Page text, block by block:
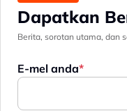
Dapatkan
Berita, sorotan utama, dan
E-mel anda